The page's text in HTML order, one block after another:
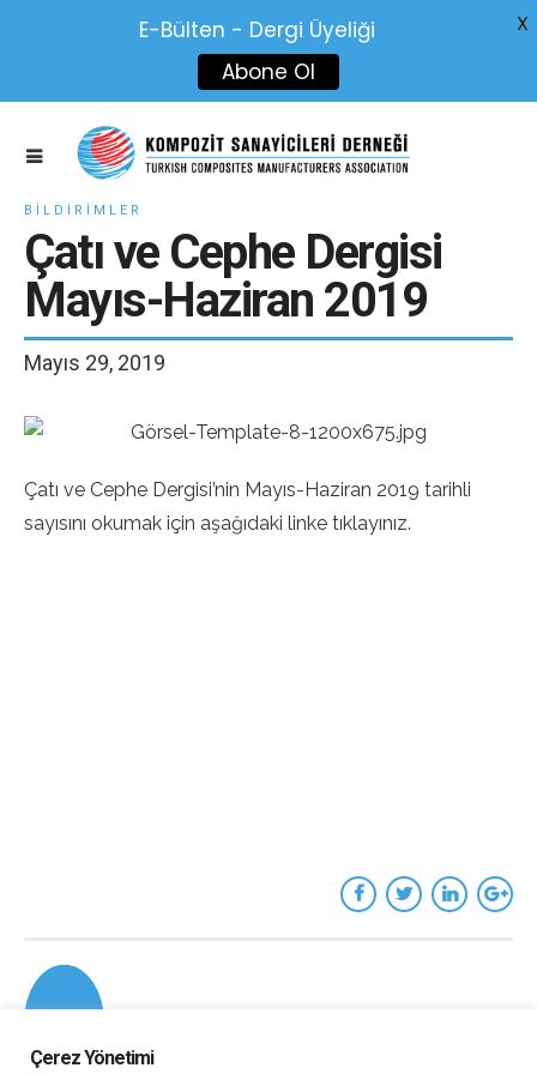
BILDIRIMLER
Çatı ve Cephe Dergisi
Mayıs-Haziran 2019
Mayıs 29, 2019
Çatı ve Cephe Dergisi’nin Mayıs-Haziran 2019 tarihli
sayısını okumak için aşağıdaki linke tıklayınız.
Çerez Yönetimi
E-Bülten - Dergi Üyeliği
Abone Ol
X